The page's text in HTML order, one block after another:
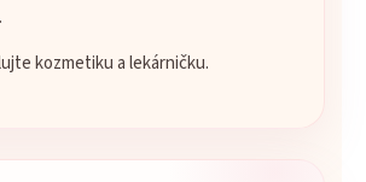
kozmetiku a lekárničku.